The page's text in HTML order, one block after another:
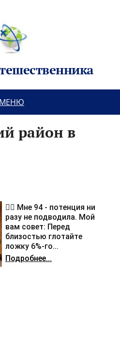
МЕНЮ
район в
❤️‍🔥 Мне 94 - потенция ни
разу не подводила. Мой
вам совет: Перед
близостью глотайте
ложку 6%-го...
Подробнее...